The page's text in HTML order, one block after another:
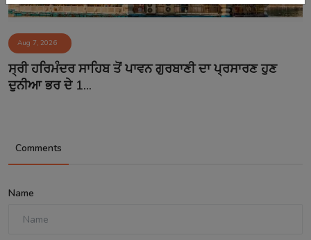
Aug 7, 2026
ਸ੍ਰੀ ਹਰਿਮੰਦਰ ਸਾਹਿਬ ਤੋਂ ਪਾਵਨ ਗੁਰਬਾਣੀ ਦਾ ਪ੍ਰਸਾਰਣ ਹੁਣ
ਦੁਨੀਆ ਭਰ ਦੇ 1...
Comments
Name